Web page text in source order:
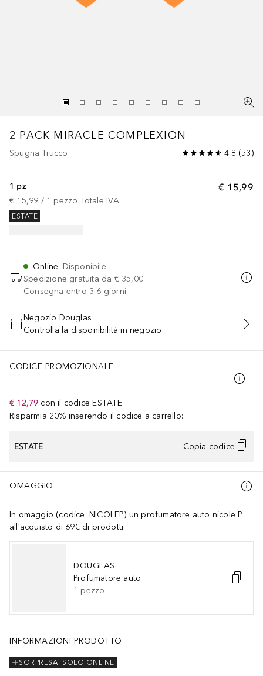
2 PACK MIRACLE COMPLEXION
Spugna Trucco 4.8 (53)
€ 15,99
1 pz
€ 15,99 / 1 pezzo Totale IVA
ESTATE
Online: Disponibile
Spedizione gratuita da € 35,00
Consegna entro 3-6 giorni
AGGIUNGI AL CARRELLO
Negozio Douglas
Controlla la disponibilità in negozio
CODICE PROMOZIONALE
€ 12,79 con il codice ESTATE
Risparmia 20% inserendo il codice a carrello:
ESTATE Copia codice
OMAGGIO
In omaggio (codice: NICOLEP) un profumatore auto nicole P
all'acquisto di 69€ di prodotti.
DOUGLAS
Profumatore auto
1 pezzo
INFORMAZIONI PRODOTTO
SOLO ONLINE
SORPRESA